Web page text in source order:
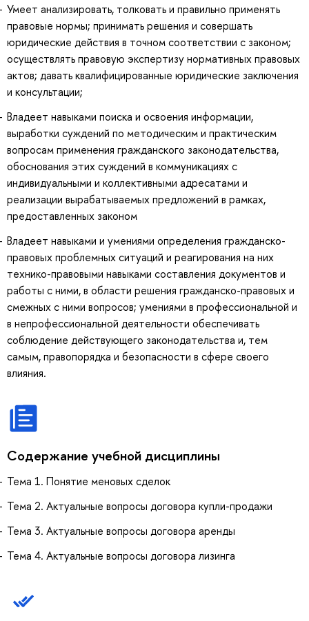
Умеет анализировать, толковать и правильно применять
правовые нормы; принимать решения и совершать
юридические действия в точном соответствии с законом;
осуществлять правовую экспертизу нормативных правовых
актов; давать квалифицированные юридические заключения
и консультации;
Владеет навыками поиска и освоения информации,
выработки суждений по методическим и практическим
вопросам применения гражданского законодательства,
обоснования этих суждений в коммуникациях с
индивидуальными и коллективными адресатами и
реализации вырабатываемых предложений в рамках,
предоставленных законом
Владеет навыками и умениями определения гражданско-
правовых проблемных ситуаций и реагирования на них
технико-правовыми навыками составления документов и
работы с ними, в области решения гражданско-правовых и
смежных с ними вопросов; умениями в профессиональной и
в непрофессиональной деятельности обеспечивать
соблюдение действующего законодательства и, тем
самым, правопорядка и безопасности в сфере своего
влияния.
Содержание учебной дисциплины
Тема 1. Понятие меновых сделок
Тема 2. Актуальные вопросы договора купли-продажи
Тема 3. Актуальные вопросы договора аренды
Тема 4. Актуальные вопросы договора лизинга